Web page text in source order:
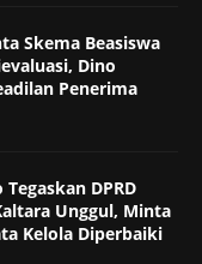
Skema Beasiswa
Dino
Penerima
DPRD
Unggul, Minta
Kelola Diperbaiki